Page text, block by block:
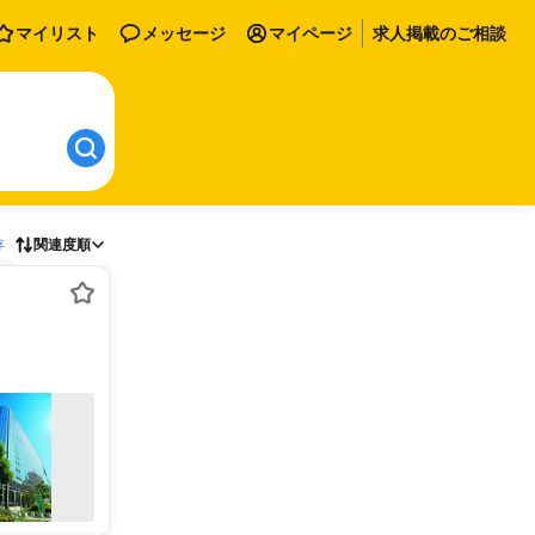
マイリスト メッセージ マイページ 求人掲載のご相談
関連度順